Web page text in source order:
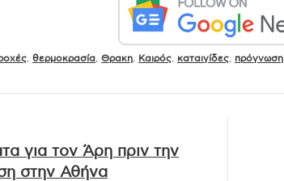
θερμοκρασία Θρακη Καιρός καταιγίδες πρόγνωση
για τον Άρη πριν την
στην Αθήνα